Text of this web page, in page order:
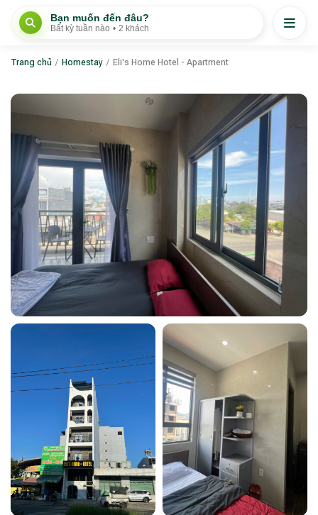
Bạn muốn đến đâu?
Bất kỳ tuần nào • 2 khách
Trang chủ / Homestay / Eli's Home Hotel - Apartment